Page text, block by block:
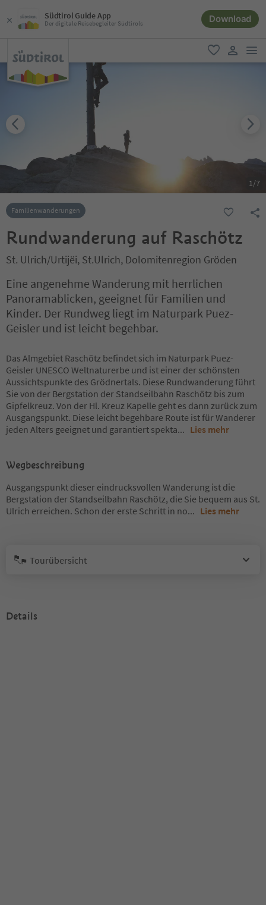
Südtirol Guide App
Der digitale Reisebegleiter Südtirols Download
favorit
user link
1/7
Familienwanderungen
Rundwanderung auf Raschötz
St. Ulrich/Urtijëi, St.Ulrich, Dolomitenregion Gröden
Eine angenehme Wanderung mit herrlichen
Panoramablicken, geeignet für Familien und
Kinder. Der Rundweg liegt im Naturpark Puez-
Geisler und ist leicht begehbar.
Das Almgebiet Raschötz befindet sich im Naturpark Puez-
Geisler UNESCO Weltnaturerbe und ist einer der schönsten
Aussichtspunkte des Grödnertals. Diese Rundwanderung führt
Sie von der Bergstation der Standseilbahn Raschötz bis zum
Gipfelkreuz. Von der Hl. Kreuz Kapelle geht es dann zurück zum
Ausgangspunkt. Diese leicht begehbare Route ist für Wanderer
jeden Alters geeignet und garantiert spekta... Lies mehr
Wegbeschreibung
Ausgangspunkt dieser eindrucksvollen Wanderung ist die
Bergstation der Standseilbahn Raschötz, die Sie bequem aus St.
Ulrich erreichen. Schon der erste Schritt in no... Lies mehr
Tourübersicht
Details